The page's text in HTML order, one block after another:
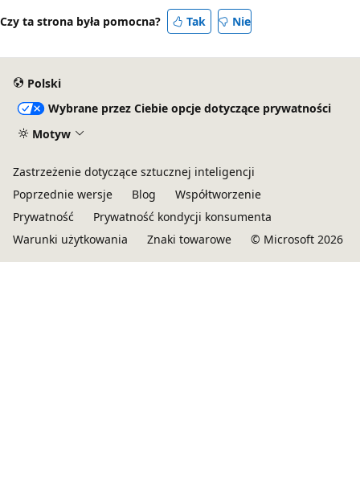
Czy ta strona była pomocna? Tak Nie
Polski
Wybrane przez Ciebie opcje dotyczące prywatności
Motyw
Zastrzeżenie dotyczące sztucznej inteligencji
Poprzednie wersje
Blog
Współtworzenie
Prywatność
Prywatność kondycji konsumenta
Warunki użytkowania
Znaki towarowe © Microsoft 2026